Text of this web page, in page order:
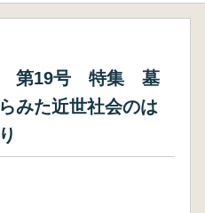
第19号 特集 墓
みた近世社会のは